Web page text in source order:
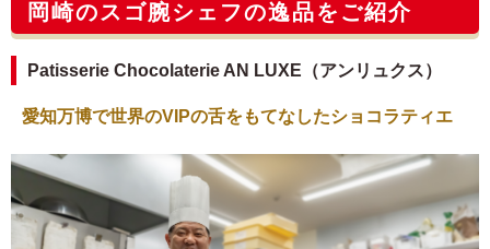
岡崎のスゴ腕シェフの逸品をご紹介
Patisserie Chocolaterie AN LUXE（アンリュクス）
愛知万博で世界のVIPの舌をもてなしたショコラティエ